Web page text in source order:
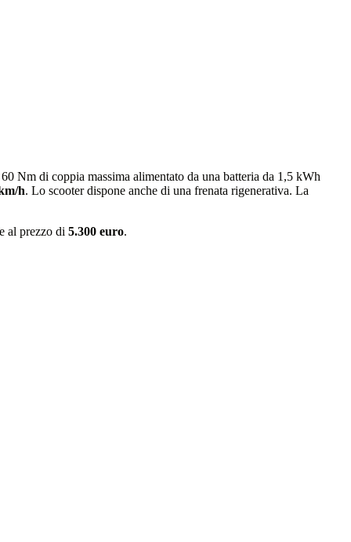
Nm di coppia massima alimentato da una batteria da 1,5 kWh
h. Lo scooter dispone anche di una frenata rigenerativa. La
al prezzo di 5.300 euro.